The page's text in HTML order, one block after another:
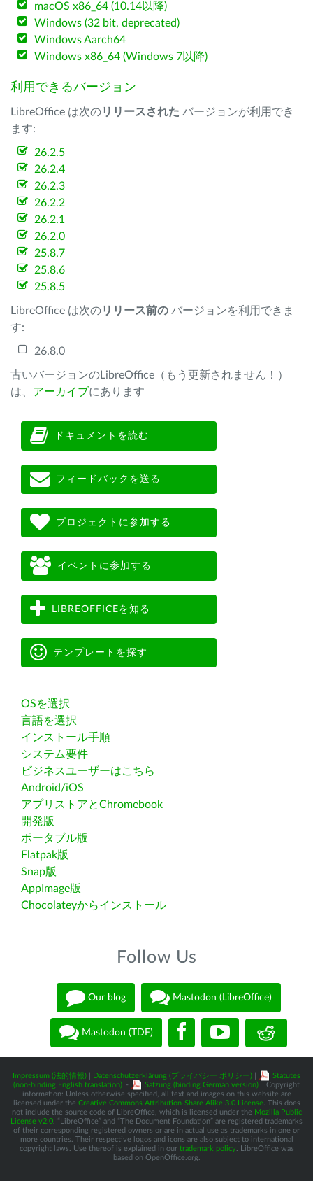
macOS x86_64 (10.14以降)
Windows (32 bit, deprecated)
Windows Aarch64
Windows x86_64 (Windows 7以降)
利用できるバージョン
LibreOffice は次のリリースされた バージョンが利用でき
ます:
26.2.5
26.2.4
26.2.3
26.2.2
26.2.1
26.2.0
25.8.7
25.8.6
25.8.5
LibreOffice は次のリリース前の バージョンを利用できま
す:
26.8.0
古いバージョンのLibreOffice（もう更新されません！）
は、 アーカイブにあります
ドキュメントを読む
フィードバックを送る
プロジェクトに参加する
イベントに参加する
LIBREOFFICEを知る
テンプレートを探す
OSを選択
言語を選択
インストール手順
システム要件
ビジネスユーザーはこちら
Android/iOS
アプリストアとChromebook
開発版
ポータブル版
Flatpak版
Snap版
AppImage版
Chocolateyからインストール
Follow Us
Our blog Mastodon (LibreOffice)
Mastodon (TDF)
Impressum (法的情報) Datenschutzerklärung (プライバシー ポリシー)
Statutes
(non-binding English translation) - Satzung (binding German version)
| Copyright
information: Unless otherwise specified, all text and images on this website are
licensed under the Creative Commons Attribution-Share Alike 3.0 License. This does
not include the source code of LibreOffice, which is licensed under the Mozilla Public
License v2.0 . “LibreOffice” and “The Document Foundation” are registered trademarks
of their corresponding registered owners or are in actual use as trademarks in one or
more countries. Their respective logos and icons are also subject to international
copyright laws. Use thereof is explained in our trademark policy. LibreOffice was
based on OpenOffice.org.